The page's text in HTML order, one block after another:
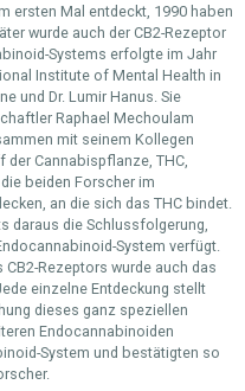
ersten Mal entdeckt, 1990 haben
wurde auch der CB2-Rezeptor
Systems erfolgte im Jahr
Institute of Mental Health in
und Dr. Lumir Hanus. Sie
Raphael Mechoulam
mit seinem Kollegen
Cannabispflanze, THC,
beiden Forscher im
an die sich das THC bindet.
daraus die Schlussfolgerung,
System verfügt.
Rezeptors wurde auch das
einzelne Entdeckung stellt
dieses ganz speziellen
Endocannabinoiden
System und bestätigten so